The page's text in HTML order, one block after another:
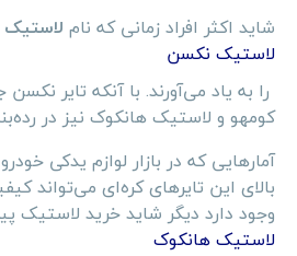
شاید اکثر افراد زمانی که نام لاستیک
لاستیک نکسن
را به یاد می‌آورند. با آنکه تایر
کومهو و لاستیک هانکوک نیز در
آمارهایی که در بازار لوازم یدکی
بالای این تایرهای کره‌ای می‌تواند
وجود دارد دیگر شاید خرید لاستیک
لاستیک هانکوک